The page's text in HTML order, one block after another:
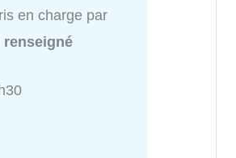
en charge par
renseigné